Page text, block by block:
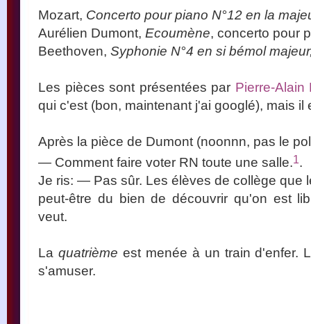
Mozart, Concerto pour piano N°12 en la
Aurélien Dumont, Ecoumène, concerto pour
Beethoven, Syphonie N°4 en si bémol
Les pièces sont présentées par Pierre-Alain
qui c'est (bon, maintenant j'ai googlé), mais il
Après la pièce de Dumont (noonnn, pas le
— Comment faire voter RN toute une salle.1.
Je ris: — Pas sûr. Les élèves de collège que
peut-être du bien de découvrir qu'on est
veut.
La quatrième est menée à un train d'enfer.
s'amuser.